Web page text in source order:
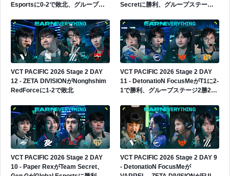
Esportsに0-2で敗北、グループス
Secretに勝利、グループステージ3
VCT PACIFIC 2026 Stage 2 DAY
12 - ZETA DIVISIONがNonghshim
RedForceに1-2で敗北
VCT PACIFIC 2026 Stage 2 DAY
11 - DetonatioN FocusMeがT1に2-
1で勝利、グループステージ2勝2敗
VCT PACIFIC 2026 Stage 2 DAY
10 - Paper RexがTeam Secret、
VCT PACIFIC 2026 Stage 2 DAY 9
- DetonatioN FocusMeが